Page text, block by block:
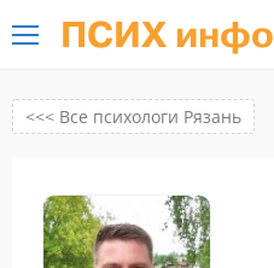
ПСИХ инфо
<<< Все психологи Рязань